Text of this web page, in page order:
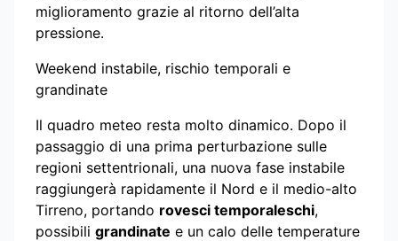
miglioramento grazie al ritorno dell’alta
pressione.
Weekend instabile, rischio temporali e
grandinate
Il quadro meteo resta molto dinamico. Dopo il
passaggio di una prima perturbazione sulle
regioni settentrionali, una nuova fase instabile
raggiungerà rapidamente il Nord e il medio-alto
Tirreno, portando rovesci temporaleschi,
possibili grandinate e un calo delle temperature